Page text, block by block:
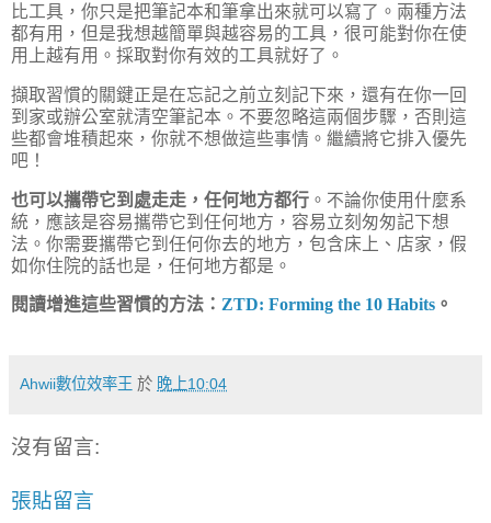
比工具，你只是把筆記本和筆拿出來就可以寫了。兩種方法
都有用，但是我想越簡單與越容易的工具，很可能對你在使
用上越有用。採取對你有效的工具就好了。
擷取習慣的關鍵正是在忘記之前立刻記下來，還有在你一回
到家或辦公室就清空筆記本。不要忽略這兩個步驟，否則這
些都會堆積起來，你就不想做這些事情。繼續將它排入優先
吧！
也可以攜帶它到處走走，任何地方都行 。不論你使用什麼系
統，應該是容易攜帶它到任何地方，容易立刻匆匆記下想
法。你需要攜帶它到任何你去的地方，包含床上、店家，假
如你住院的話也是，任何地方都是。
閱讀增進這些習慣的方法： ZTD: Forming the 10 Habits 。
Ahwii數位效率王 於 晚上10:04
沒有留言:
張貼留言